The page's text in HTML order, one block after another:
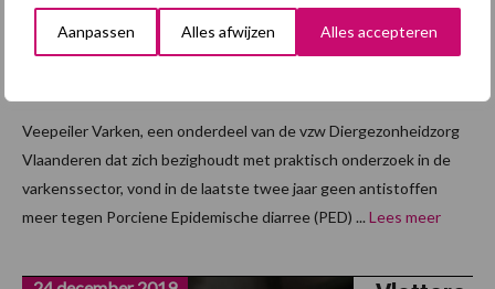
Aanpassen Alles afwijzen Alles accepteren
Belgisch
Veepeiler Varken, een onderdeel van de vzw Diergezonheidzorg
Vlaanderen dat zich bezighoudt met praktisch onderzoek in de
varkenssector, vond in de laatste twee jaar geen antistoffen
meer tegen Porciene Epidemische diarree (PED) ... Lees meer